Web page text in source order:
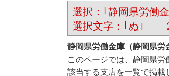
選択：｢静岡県労働
選択文字：｢ぬ｣ ２
静岡県労働金庫（静岡県労
このページでは、静岡県
該当する支店を一覧で掲